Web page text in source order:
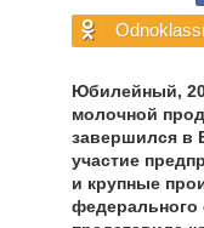
Юбилейный,
молочной
завершился в
участие
и крупные
федерального